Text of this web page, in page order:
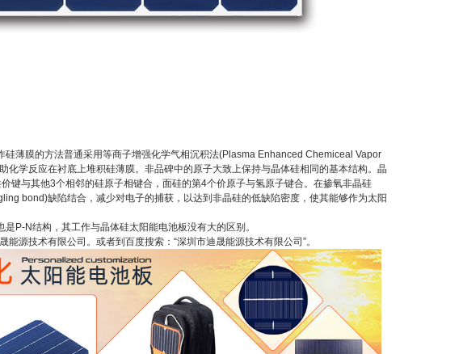
膜的方法普通采用等商子增强化学气相沉积法(Plasma Enhanced Chemiceal Vapor
学反应在衬底上堆积硅薄膜。非品碑中的原子大致上保持与晶体硅相同的基本结构。晶
键与其他3个相邻的硅原子相键合，面硅的第4个价原子与氢原子键合。在掺氧非晶硅
bond)缺陷结合，减少对电子的捕获，以达到非晶硅的低缺陷密度，使其能够作为太阳
P-N结构，其工作与晶体硅太阳能电池板没有大的区别。
能源技术有限公司 。或者到百度搜索：“深圳市迪晟能源技术有限公司 ”。